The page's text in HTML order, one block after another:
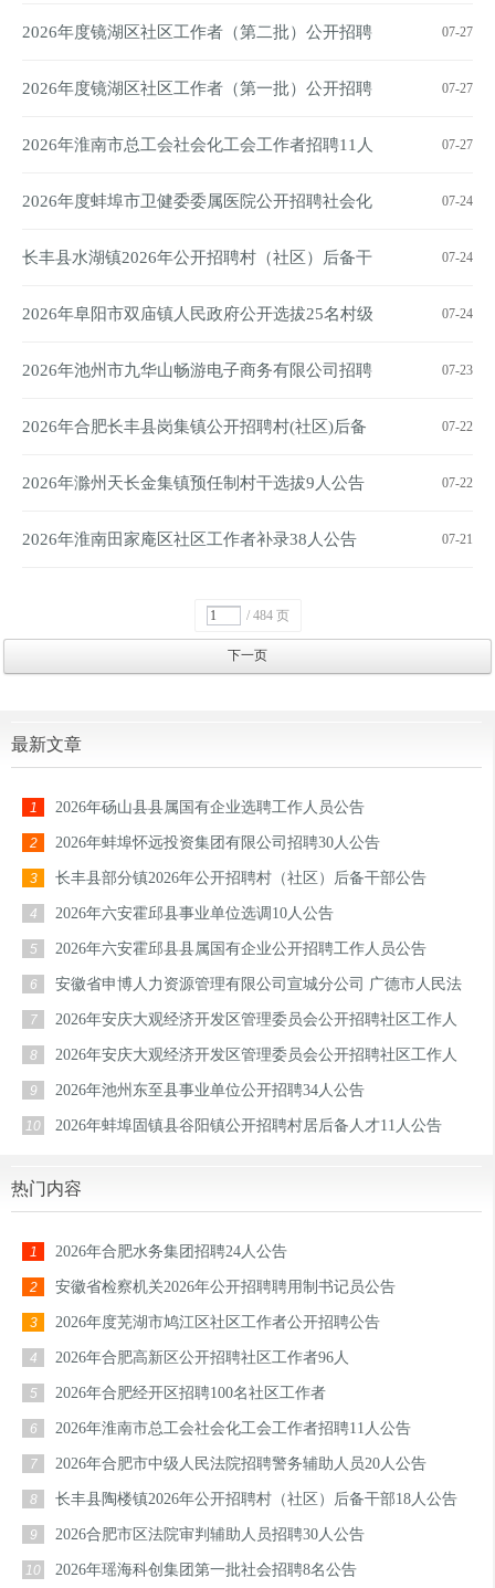
11人公告
2026年度镜湖区社区工作者（第二批）公开招聘
公告
07-27
2026年度镜湖区社区工作者（第一批）公开招聘
公告
07-27
2026年淮南市总工会社会化工会工作者招聘11人
公告
07-27
2026年度蚌埠市卫健委委属医院公开招聘社会化
用人公告
07-24
长丰县水湖镇2026年公开招聘村（社区）后备干
部公告
07-24
2026年阜阳市双庙镇人民政府公开选拔25名村级
后备干部公告
07-24
2026年池州市九华山畅游电子商务有限公司招聘
15人公告
07-23
2026年合肥长丰县岗集镇公开招聘村(社区)后备
干部20名公告
07-22
2026年滁州天长金集镇预任制村干选拔9人公告 07-22
2026年淮南田家庵区社区工作者补录38人公告 07-21
/ 484 页
下一页
最新文章
1 2026年砀山县县属国有企业选聘工作人员公告
2 2026年蚌埠怀远投资集团有限公司招聘30人公告
3 长丰县部分镇2026年公开招聘村（社区）后备干部公告
4 2026年六安霍邱县事业单位选调10人公告
5 2026年六安霍邱县县属国有企业公开招聘工作人员公告
6
安徽省申博人力资源管理有限公司宣城分公司 广德市人民法
院劳务派遣服务招聘公告
7
2026年安庆大观经济开发区管理委员会公开招聘社区工作人
员公告
8
2026年安庆大观经济开发区管理委员会公开招聘社区工作人
员公告
9 2026年池州东至县事业单位公开招聘34人公告
10 2026年蚌埠固镇县谷阳镇公开招聘村居后备人才11人公告
热门内容
1 2026年合肥水务集团招聘24人公告
2 安徽省检察机关2026年公开招聘聘用制书记员公告
3 2026年度芜湖市鸠江区社区工作者公开招聘公告
4 2026年合肥高新区公开招聘社区工作者96人
5 2026年合肥经开区招聘100名社区工作者
6 2026年淮南市总工会社会化工会工作者招聘11人公告
7 2026年合肥市中级人民法院招聘警务辅助人员20人公告
8 长丰县陶楼镇2026年公开招聘村（社区）后备干部18人公告
9 2026合肥市区法院审判辅助人员招聘30人公告
10 2026年瑶海科创集团第一批社会招聘8名公告